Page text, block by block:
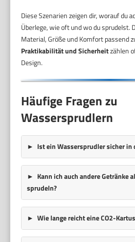
Diese Szenarien zeigen dir, worauf du
Überlege, wie oft und wo du sprudelst.
Material, Größe und Komfort passend
Praktikabilität und Sicherheitzählen
Design.
Häufige Fragen zu
Wassersprudlern
Ist ein Wassersprudler sicher in
Kann ich auch andere Getränke
sprudeln?
Wie lange reicht eine CO2-